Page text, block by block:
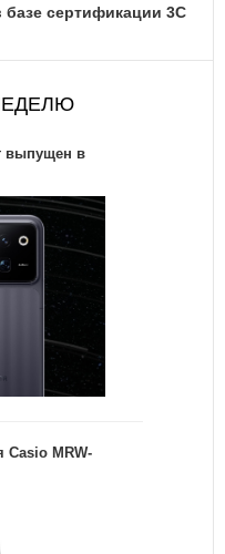
сертификации 3C
выпущен в
Casio MRW-